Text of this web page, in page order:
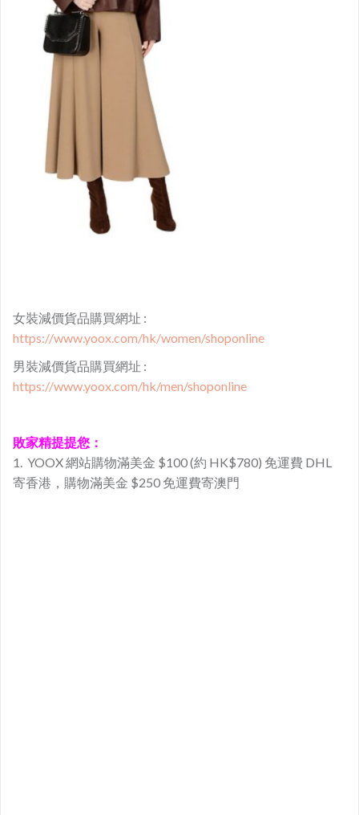
女裝減價貨品購買網址 :
https://www.yoox.com/hk/women/shoponline
男裝減價貨品購買網址 :
https://www.yoox.com/hk/men/shoponline
敗家精提提您：
1. YOOX 網站購物滿美金 $100 (約 HK$780) 免運費 DHL
寄香港，購物滿美金 $250 免運費寄澳門